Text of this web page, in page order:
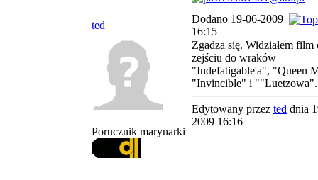
ted
Dodano 19-06-2009
16:15
Porucznik marynarki
Zgadza się. Widziałem film
zejściu do wraków
"Indefatigable'a", "Queen
"Invincible" i ""Luetzowa".
Edytowany przez ted dnia
2009 16:16